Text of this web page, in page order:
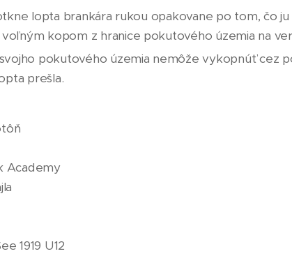
lopta brankára rukou opakovane po tom, čo
kopom z hranice pokutového územia na
pokutového územia nemôže vykopnúť cez
prešla.
Academy
1919 U12 🇦🇹